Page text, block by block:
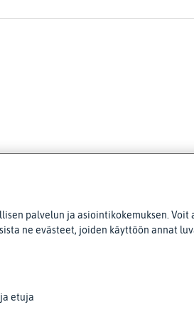
palvelun ja asiointikokemuksen. Voit
ne evästeet, joiden käyttöön annat
etuja